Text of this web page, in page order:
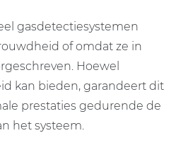
gasdetectiesystemen
of omdat ze in
Hoewel
kan bieden, garandeert dit
prestaties gedurende de
het systeem.